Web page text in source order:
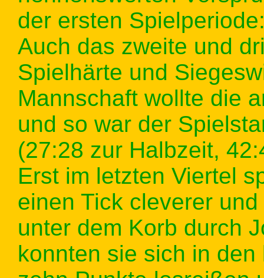
der ersten
Auch das zweite und
Spielhärte und
Mannschaft wollte die
und so war der
(27:28 zur Halbzeit,
Erst im letzten Viertel
einen Tick cleverer
unter dem Korb durch
konnten sie sich in